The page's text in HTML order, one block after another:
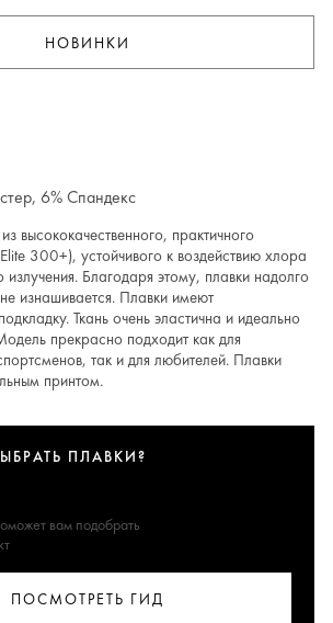
НОВИНКИ
6% Спандекс
высококачественного, практичного
300+), устойчивого к воздействию хлора
излучения. Благодаря этому, плавки надолго
изнашивается. Плавки имеют
Ткань очень эластична и идеально
прекрасно подходит как для
так и для любителей. Плавки
принтом.
ПЛАВКИ?
вам подобрать
ПОСМОТРЕТЬ ГИД